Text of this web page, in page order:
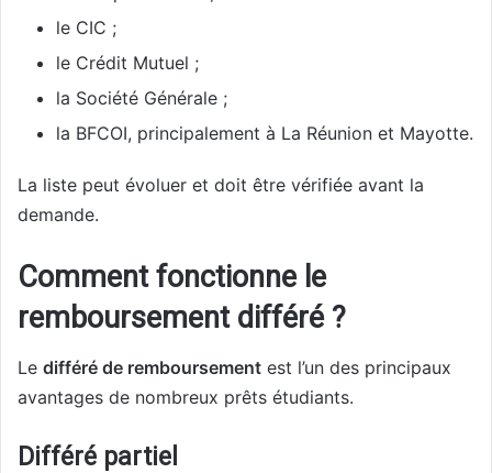
le CIC ;
le Crédit Mutuel ;
la Société Générale ;
la BFCOI, principalement à La Réunion et Mayotte.
La liste peut évoluer et doit être vérifiée avant la
demande.
Comment fonctionne le
remboursement différé ?
Le différé de remboursement est l’un des principaux
avantages de nombreux prêts étudiants.
Différé partiel